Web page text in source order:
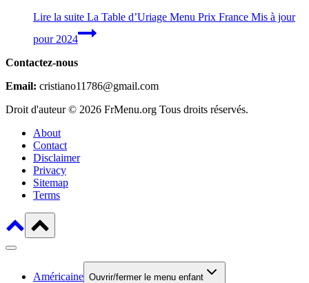
Lire la suite La Table d’Uriage Menu Prix France Mis à jour
pour 2024
Contactez-nous
Email: cristiano11786@gmail.com
Droit d'auteur © 2026 FrMenu.org Tous droits réservés.
About
Contact
Disclaimer
Privacy
Sitemap
Terms
Américaine Ouvrir/fermer le menu enfant